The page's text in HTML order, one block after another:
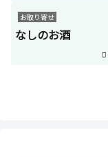
お取り寄せ
なしのお酒